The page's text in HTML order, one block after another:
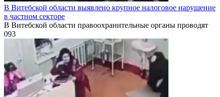
В Витебской области выявлено крупное налоговое нарушение
в частном секторе
В Витебской области правоохранительные органы проводят
093